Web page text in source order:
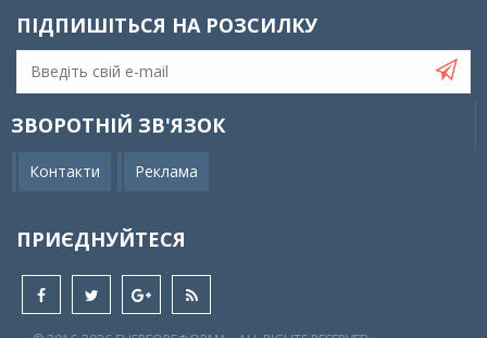
ПІДПИШІТЬСЯ НА РОЗСИЛКУ
ЗВОРОТНІЙ ЗВ'ЯЗОК
Контакти Реклама
ПРИЄДНУЙТЕСЯ